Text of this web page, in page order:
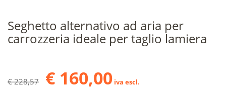
Seghetto alternativo ad aria per
carrozzeria ideale per taglio lamiera
€ 228,57 € 160,00 iva escl.